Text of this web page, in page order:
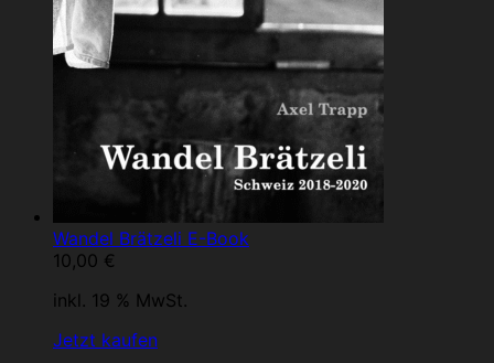
Wandel Brätzeli E-Book
10,00 €
inkl. 19 % MwSt.
Jetzt kaufen